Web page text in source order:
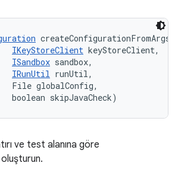
IKeyStoreClient keyStoreClient,
ISandbox sandbox,
IRunUtil runUtil,
File globalConfig,
boolean skipJavaCheck)
ve test alanına göre
oluşturun.